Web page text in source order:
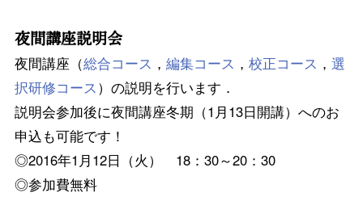
夜間講座説明会
夜間講座（総合コース ， 編集コース ， 校正コース ， 選
択研修コース）の説明を行います．
説明会参加後に夜間講座冬期（1月13日開講）へのお
申込も可能です！
◎2016年1月12日（火） 18：30～20：30
◎参加費無料